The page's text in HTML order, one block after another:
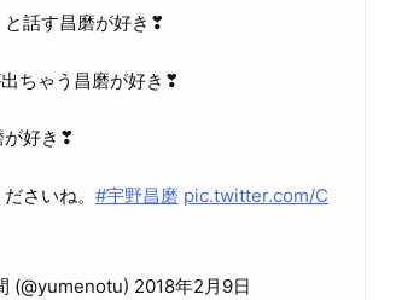
と話す昌磨が好き❣
ちゃう昌磨が好き❣
が好き❣
さいね。 #宇野昌磨 pic.twitter.com/C
(@yumenotu) 2018年2月9日